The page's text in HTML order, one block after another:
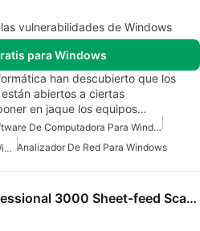
vulnerabilidades de Windows
para Windows
han descubierto que los
abiertos a ciertas
en jaque los equipos…
Software De Computadora Para Windows
Herramienta De Diagnostico Para Windows Analizador De Red Para Windows
HP Scanjet Professional 3000 Sheet-feed Scanner drivers